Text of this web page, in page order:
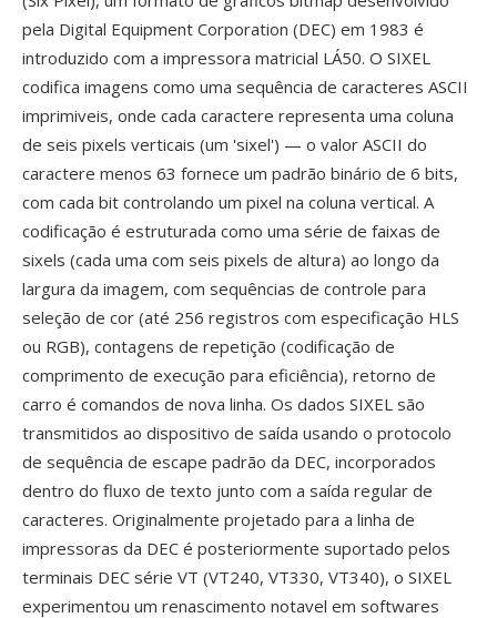
pela Digital Equipment Corporation (DEC) em 1983 é
introduzido com a impressora matricial LÁ50. O SIXEL
codifica imagens como uma sequência de caracteres ASCII
imprimiveis, onde cada caractere representa uma coluna
de seis pixels verticais (um 'sixel') — o valor ASCII do
caractere menos 63 fornece um padrão binário de 6 bits,
com cada bit controlando um pixel na coluna vertical. A
codificação é estruturada como uma série de faixas de
sixels (cada uma com seis pixels de altura) ao longo da
largura da imagem, com sequências de controle para
seleção de cor (até 256 registros com especificação HLS
ou RGB), contagens de repetição (codificação de
comprimento de execução para eficiência), retorno de
carro é comandos de nova linha. Os dados SIXEL são
transmitidos ao dispositivo de saída usando o protocolo
de sequência de escape padrão da DEC, incorporados
dentro do fluxo de texto junto com a saída regular de
caracteres. Originalmente projetado para a linha de
impressoras da DEC é posteriormente suportado pelos
terminais DEC série VT (VT240, VT330, VT340), o SIXEL
experimentou um renascimento notavel em softwares